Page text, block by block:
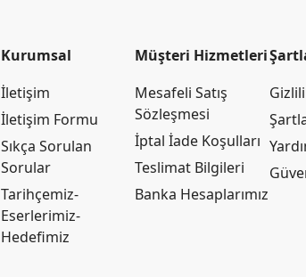
Kurumsal
İletişim
İletişim Formu
Sıkça Sorulan
Sorular
Tarihçemiz-
Eserlerimiz-
Hedefimiz
Müşteri Hizmetleri
Mesafeli Satış
Sözleşmesi
İptal İade Koşulları
Teslimat Bilgileri
Banka Hesaplarımız